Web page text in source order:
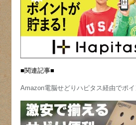
■関連記事■
Amazon電脳せどりハピタス経由でポイ